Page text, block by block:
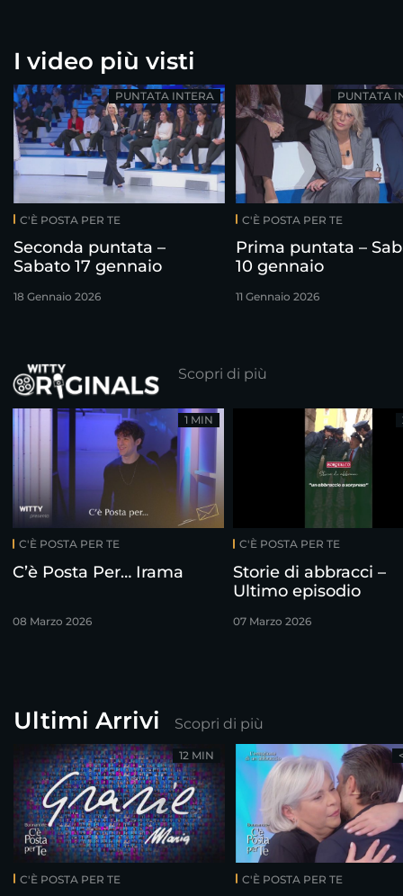
I video più visti
C'È POSTA PER TE
Seconda puntata –
Sabato 17 gennaio
18 Gennaio 2026
PUNTATA INTERA
C'È POSTA PER TE
Prima puntata –
10 gennaio
11 Gennaio 2026
PUNTATA
Scopri di più
C'È POSTA PER TE
C’è Posta Per… Irama
08 Marzo 2026
1 MIN
C'È POSTA PER TE
Storie di abbracci –
Ultimo episodio
07 Marzo 2026
Ultimi Arrivi Scopri di più
C'È POSTA PER TE
12 MIN
C'È POSTA PER TE